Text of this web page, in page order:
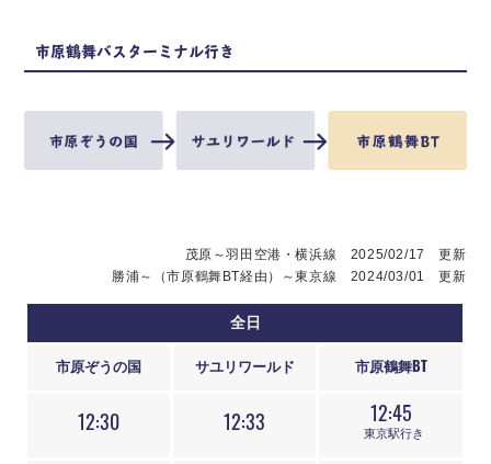
市原鶴舞バスターミナル行き
茂原～羽田空港・横浜線 2025/02/17 更新
勝浦～（市原鶴舞BT経由）～東京線 2024/03/01 更新
全日
市原ぞうの国 サユリワールド 市原鶴舞BT
12:30 12:33 12:45
東京駅行き